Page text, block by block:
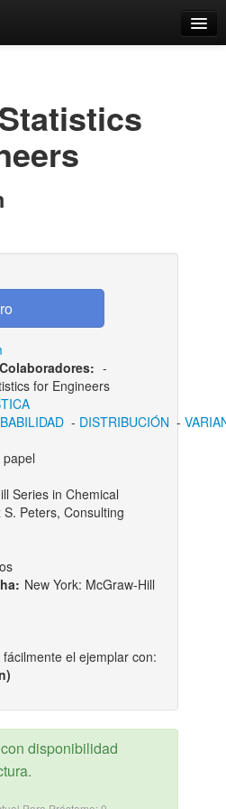
-
for Engineers
- DISTRIBUCIÓN -
Series in Chemical
Peters, Consulting
New York: McGraw-Hill
el ejemplar con:
disponibilidad